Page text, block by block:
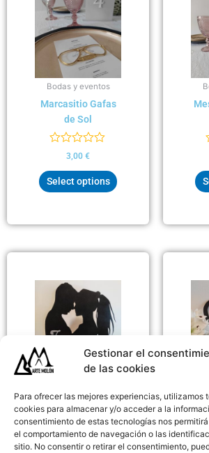
Gestionar el
de las cookies
Para ofrecer las mejores experiencias, utilizamos
cookies para almacenar y/o acceder a la
consentimiento de estas tecnologías nos
el comportamiento de navegación o las
sitio. No consentir o retirar el consentimiento,
Bodas y eventos
Marcasitio Gafas
de Sol
Valorado
0
de
5
3,00 €
Select options
Pareja I love you
Valorado
con
34,90